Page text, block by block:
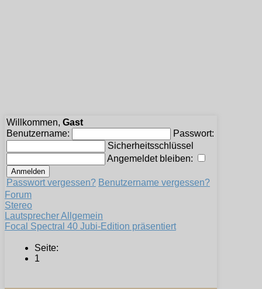
Willkommen, Gast
Benutzername:
Passwort:
Sicherheitsschlüssel
Angemeldet bleiben:
Passwort vergessen? Benutzername vergessen?
Forum
Stereo
Lautsprecher Allgemein
Focal Spectral 40 Jubi-Edition präsentiert
Seite:
1